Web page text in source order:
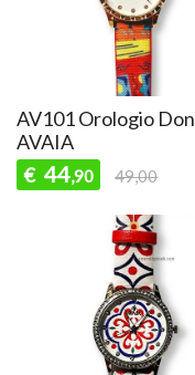
AV101 Orologio
AVAIA
€ 44,90 49,00